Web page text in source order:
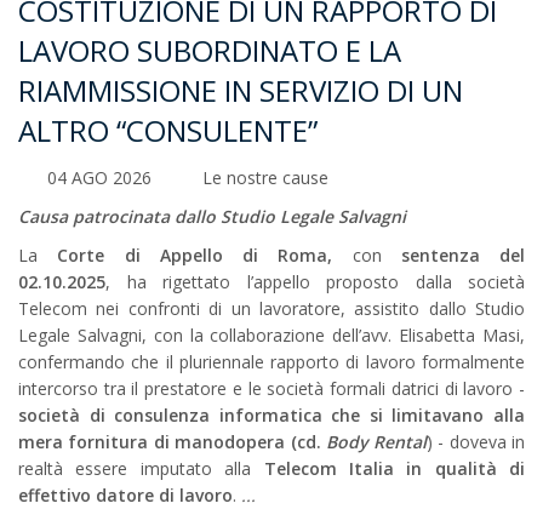
COSTITUZIONE DI UN RAPPORTO DI
LAVORO SUBORDINATO E LA
RIAMMISSIONE IN SERVIZIO DI UN
ALTRO “CONSULENTE”
04 AGO 2026
Le nostre cause
Causa patrocinata dallo Studio Legale Salvagni
La Corte di Appello di Roma, con sentenza del
02.10.2025,
ha rigettato l’appello proposto dalla società
Telecom nei confronti di un lavoratore, assistito dallo Studio
Legale Salvagni, con la collaborazione dell’avv. Elisabetta Masi,
confermando che il pluriennale rapporto di lavoro formalmente
intercorso tra il prestatore e le società formali datrici di lavoro -
società di consulenza informatica che si limitavano alla
mera fornitura di manodopera (cd. Body Rental) - doveva in
realtà essere imputato alla Telecom Italia in qualità di
effettivo datore di lavoro. ...